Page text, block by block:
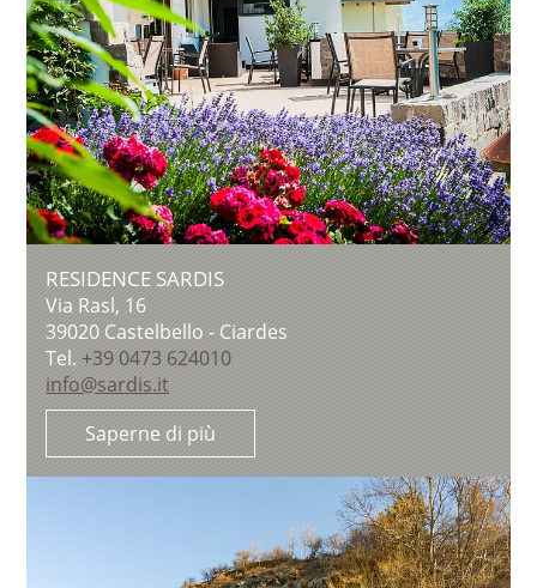
RESIDENCE SARDIS
Via Rasl, 16
39020 Castelbello - Ciardes
Tel.+39 0473 624010
info@sardis.it
Saperne di più